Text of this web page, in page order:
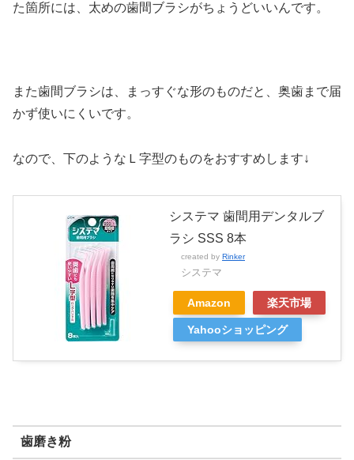
た箇所には、太めの歯間ブラシがちょうどいいんです。
また歯間ブラシは、まっすぐな形のものだと、奥歯まで届
かず使いにくいです。
なので、下のようなＬ字型のものをおすすめします↓
システマ 歯間用デンタルブ
ラシ SSS 8本
created by Rinker
システマ
Amazon 楽天市場
Yahooショッピング
歯磨き粉